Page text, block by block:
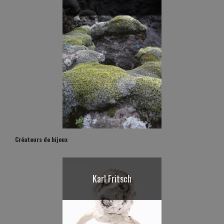
Michel Fickinger
Iyas
< >
Créateurs de bijoux
Karl Fritsch